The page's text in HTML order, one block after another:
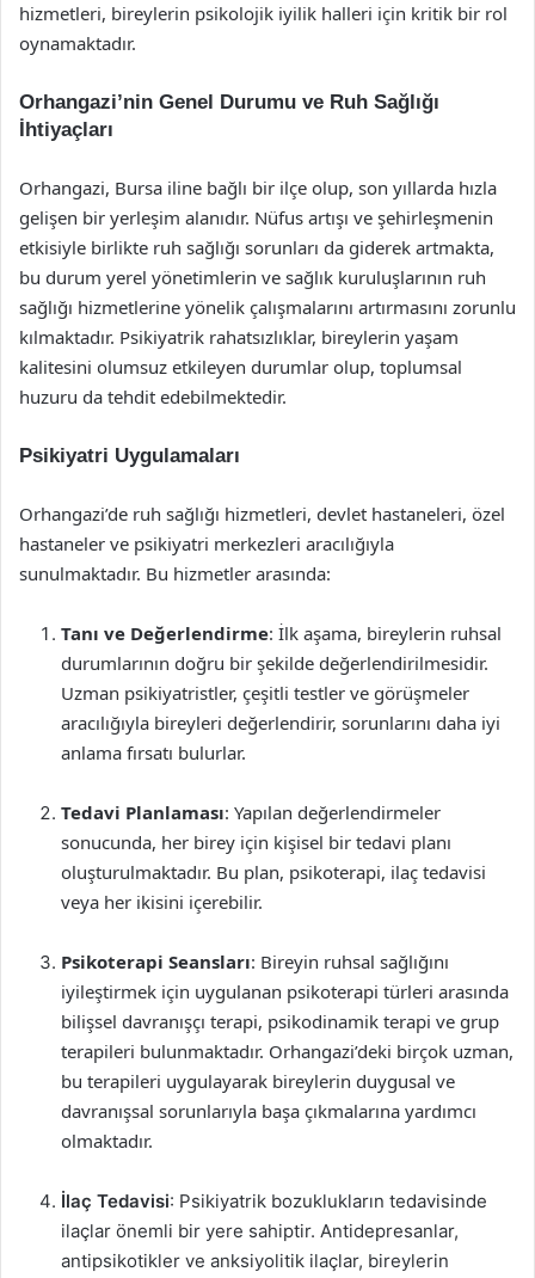
hizmetleri, bireylerin psikolojik iyilik halleri için kritik bir rol
oynamaktadır.
Orhangazi’nin Genel Durumu ve Ruh Sağlığı
İhtiyaçları
Orhangazi, Bursa iline bağlı bir ilçe olup, son yıllarda hızla
gelişen bir yerleşim alanıdır. Nüfus artışı ve şehirleşmenin
etkisiyle birlikte ruh sağlığı sorunları da giderek artmakta,
bu durum yerel yönetimlerin ve sağlık kuruluşlarının ruh
sağlığı hizmetlerine yönelik çalışmalarını artırmasını zorunlu
kılmaktadır. Psikiyatrik rahatsızlıklar, bireylerin yaşam
kalitesini olumsuz etkileyen durumlar olup, toplumsal
huzuru da tehdit edebilmektedir.
Psikiyatri Uygulamaları
Orhangazi’de ruh sağlığı hizmetleri, devlet hastaneleri, özel
hastaneler ve psikiyatri merkezleri aracılığıyla
sunulmaktadır. Bu hizmetler arasında:
Tanı ve Değerlendirme: İlk aşama, bireylerin ruhsal
durumlarının doğru bir şekilde değerlendirilmesidir.
Uzman psikiyatristler, çeşitli testler ve görüşmeler
aracılığıyla bireyleri değerlendirir, sorunlarını daha iyi
anlama fırsatı bulurlar.
Tedavi Planlaması: Yapılan değerlendirmeler
sonucunda, her birey için kişisel bir tedavi planı
oluşturulmaktadır. Bu plan, psikoterapi, ilaç tedavisi
veya her ikisini içerebilir.
Psikoterapi Seansları: Bireyin ruhsal sağlığını
iyileştirmek için uygulanan psikoterapi türleri arasında
bilişsel davranışçı terapi, psikodinamik terapi ve grup
terapileri bulunmaktadır. Orhangazi’deki birçok uzman,
bu terapileri uygulayarak bireylerin duygusal ve
davranışsal sorunlarıyla başa çıkmalarına yardımcı
olmaktadır.
İlaç Tedavisi: Psikiyatrik bozuklukların tedavisinde
ilaçlar önemli bir yere sahiptir. Antidepresanlar,
antipsikotikler ve anksiyolitik ilaçlar, bireylerin